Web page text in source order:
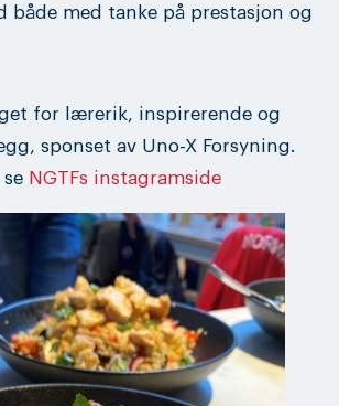
med tanke på prestasjon og
for lærerik, inspirerende og
sponset av Uno-X Forsyning.
NGTFs instagramside